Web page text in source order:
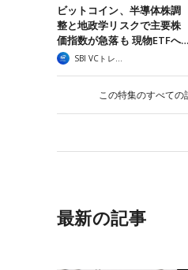
ビットコイン、半導体株調
整と地政学リスクで主要株
価指数が急落も 現物ETFへ…
SBI VCトレード
この特集のすべての
最新の記事